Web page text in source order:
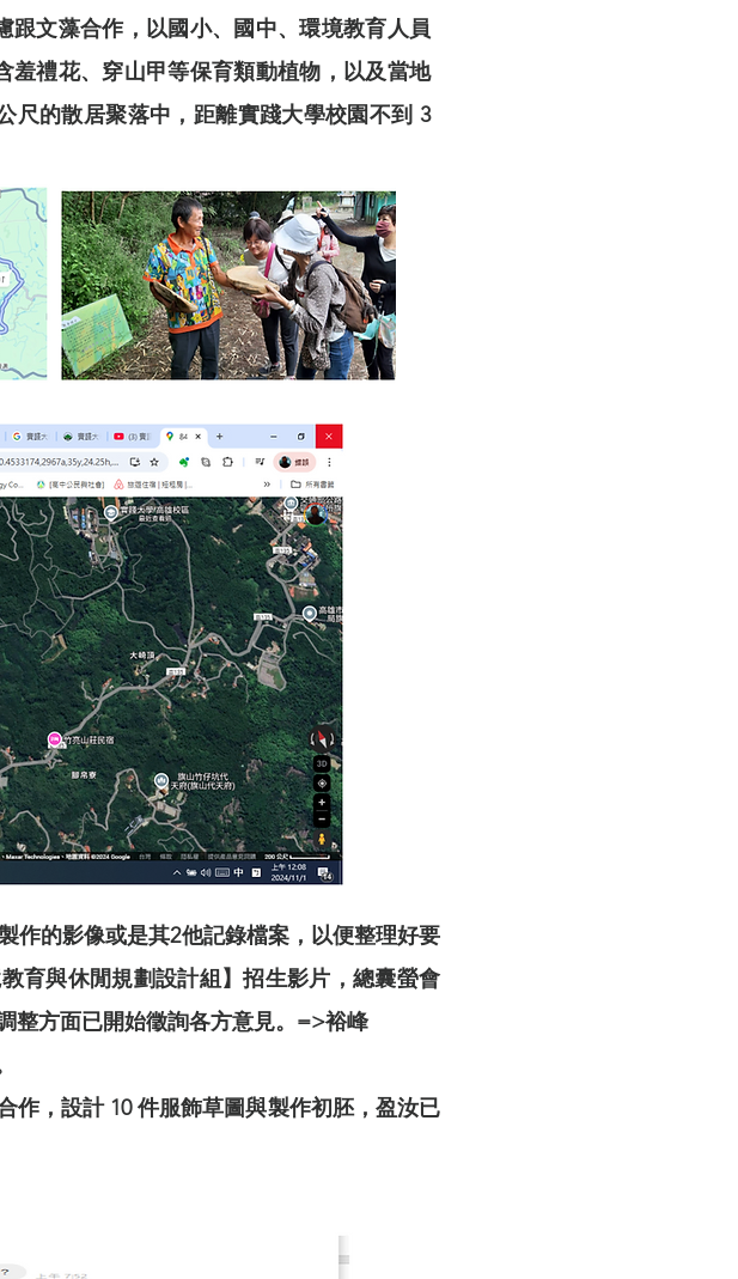
文藻合作，以國小、國中、環境教育人員
禮花、穿山甲等保育類動植物，以及當地
尺的散居聚落中，距離實踐大學校園不到 3
作的影像或是其2他記錄檔案，以便整理好要
育與休閒規劃設計組】招生影片，總囊螢會
整方面已開始徵詢各方意見。=>裕峰
作，設計 10 件服飾草圖與製作初胚，盈汝已